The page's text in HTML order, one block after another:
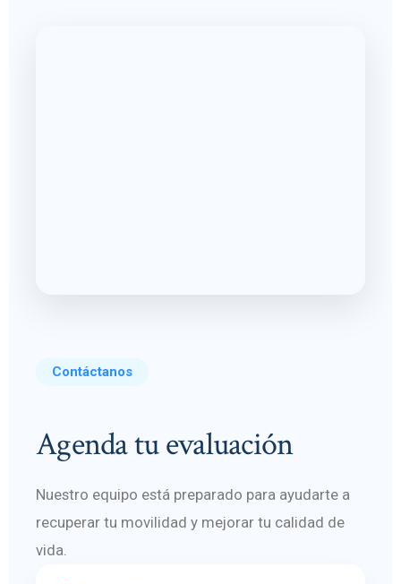
Contáctanos
Agenda tu evaluación
Nuestro equipo está preparado para ayudarte a
recuperar tu movilidad y mejorar tu calidad de
vida.